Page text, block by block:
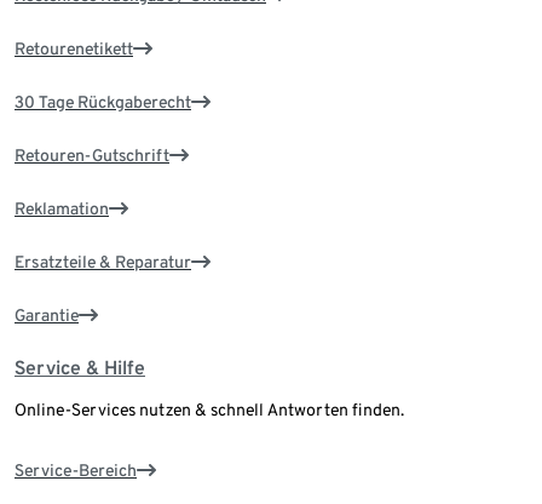
Retourenetikett
30 Tage Rückgaberecht
Retouren-Gutschrift
Reklamation
Ersatzteile & Reparatur
Garantie
Service & Hilfe
Online-Services nutzen & schnell Antworten finden.
Service-Bereich